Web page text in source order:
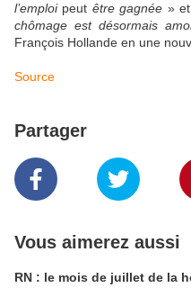
l’emploipeut être gagnée »
chômage est désormais
François Hollande en une
Source
Partager
Vous aimerez aussi
RN : le mois de juillet de la